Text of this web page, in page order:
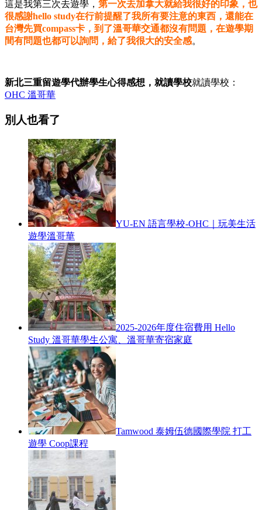
這是我第三次去遊學， 第一次去加拿大就給我很好的印象，也
很感謝hello study在行前提醒了我所有要注意的東西，還能在
台灣先買compass卡，到了溫哥華交通都沒有問題，在遊學期
間有問題也都可以詢問，給了我很大的安全感。
新北三重留遊學代辦學生心得感想，就讀學校就讀學校：
OHC 溫哥華
別人也看了
YU-EN 語言學校-OHC｜玩美生活
遊學溫哥華
2025-2026年度住宿費用 Hello
Study 溫哥華學生公寓、溫哥華寄宿家庭
Tamwood 泰姆伍德國際學院 打工
遊學 Coop課程